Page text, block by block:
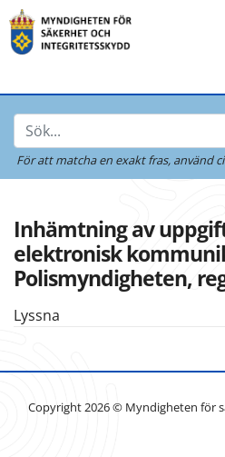
För att matcha en exakt fras, använd
Inhämtning av
elektronisk
Polismyndigheten,
Lyssna
Copyright 2026 © Myndigheten för